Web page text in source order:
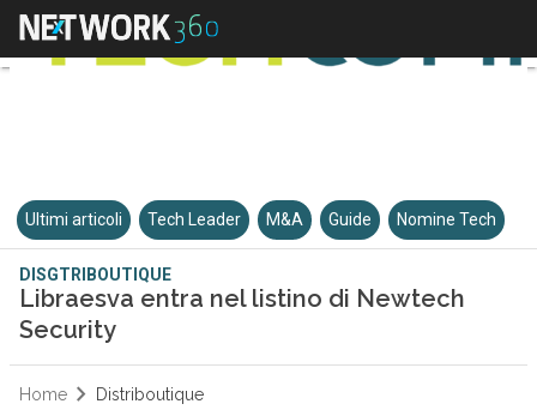
Ultimi articoli Tech Leader M&A Guide Nomine Tech
DISGTRIBOUTIQUE
Libraesva entra nel listino di Newtech
Security
Home Distriboutique